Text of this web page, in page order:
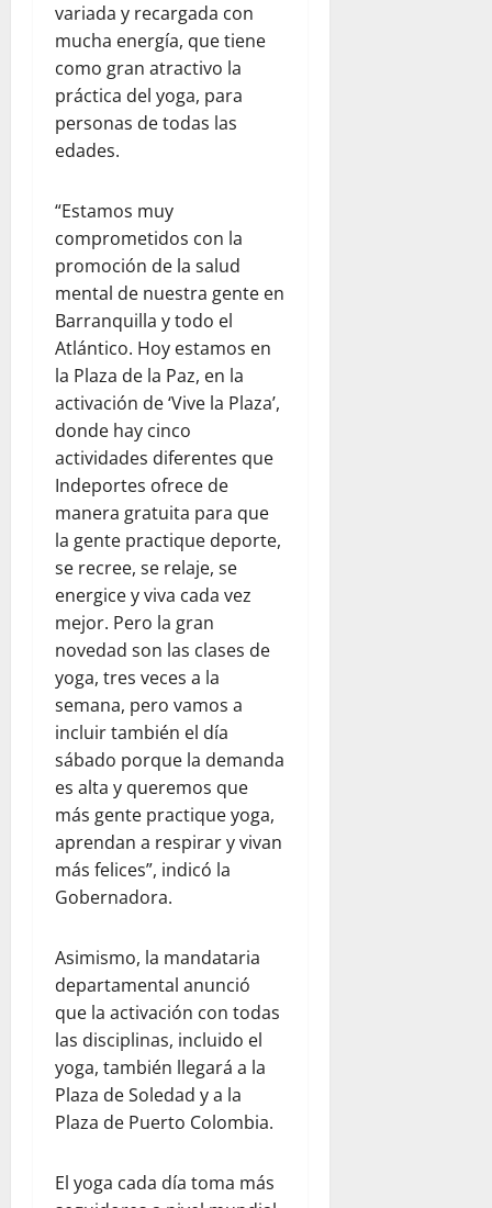
variada y recargada con
mucha energía, que tiene
como gran atractivo la
práctica del yoga, para
personas de todas las
edades.
“Estamos muy
comprometidos con la
promoción de la salud
mental de nuestra gente en
Barranquilla y todo el
Atlántico. Hoy estamos en
la Plaza de la Paz, en la
activación de ‘Vive la Plaza’,
donde hay cinco
actividades diferentes que
Indeportes ofrece de
manera gratuita para que
la gente practique deporte,
se recree, se relaje, se
energice y viva cada vez
mejor. Pero la gran
novedad son las clases de
yoga, tres veces a la
semana, pero vamos a
incluir también el día
sábado porque la demanda
es alta y queremos que
más gente practique yoga,
aprendan a respirar y vivan
más felices”, indicó la
Gobernadora.
Asimismo, la mandataria
departamental anunció
que la activación con todas
las disciplinas, incluido el
yoga, también llegará a la
Plaza de Soledad y a la
Plaza de Puerto Colombia.
El yoga cada día toma más